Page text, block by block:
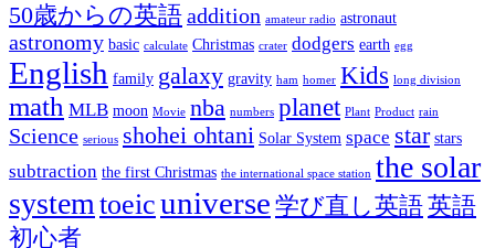
50歳からの英語addition amateur radio astronaut
astronomy basic calculate Christmas crater dodgers earth egg
English family galaxy gravity ham homer Kids long division
math MLB moon Movie nba numbers planet Plant Product rain
Science serious shohei ohtani Solar System space star stars
subtraction the first Christmas the international space station the solar
system toeicuniverse 学び直し英語英語
初心者